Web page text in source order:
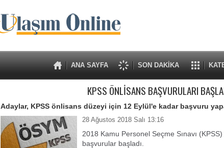
ANA SAYFA SON DAKİKA
KPSS ÖNLİSANS BAŞVURULARI
Adaylar, KPSS önlisans düzeyi için 12 Eylül'e kadar başvuru
28 Ağustos 2018 Salı 13:16
2018 Kamu Personel Seçme Sınavı
başvurular başladı.